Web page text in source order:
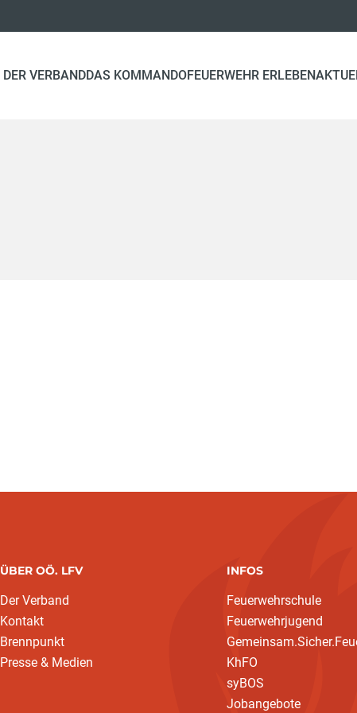
DER VERBANDDAS KOMMANDOFEUERWEHR ERLEBEN
ÜBER OÖ. LFV
Der Verband
Kontakt
Brennpunkt
Presse & Medien
INFOS
Feuerwehrschule
Feuerwehrjugend
KhFO
syBOS
Jobangebote